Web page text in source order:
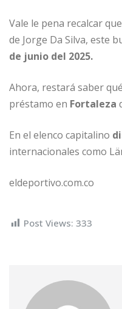
Vale le pena recalcar
de Jorge Da Silva, este
de junio del 2025.
Ahora, restará saber
préstamo en Fortaleza
En el elenco capitalino
internacionales como
eldeportivo.com.co
Post Views: 333